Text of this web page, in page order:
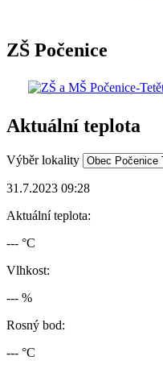
ZŠ Počenice
Aktuální teplota
Výběr lokality
31.7.2023 09:28
Aktuální teplota:
--- °C
Vlhkost:
--- %
Rosný bod:
--- °C